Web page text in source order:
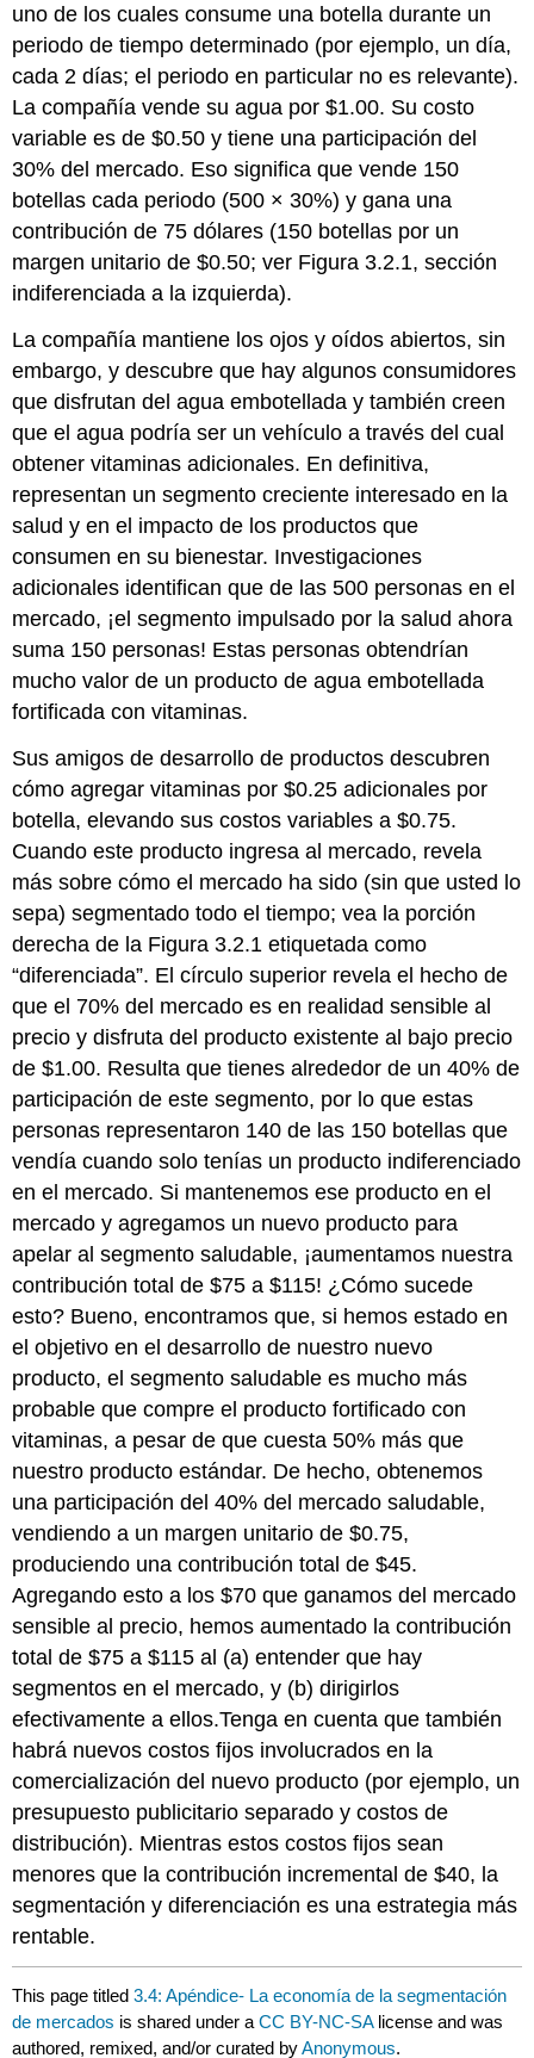
uno de los cuales consume una botella durante un
periodo de tiempo determinado (por ejemplo, un día,
cada 2 días; el periodo en particular no es relevante).
La compañía vende su agua por $1.00. Su costo
variable es de $0.50 y tiene una participación del
30% del mercado. Eso significa que vende 150
botellas cada periodo (500 × 30%) y gana una
contribución de 75 dólares (150 botellas por un
margen unitario de $0.50; ver Figura 3.2.1, sección
indiferenciada a la izquierda).
La compañía mantiene los ojos y oídos abiertos, sin
embargo, y descubre que hay algunos consumidores
que disfrutan del agua embotellada y también creen
que el agua podría ser un vehículo a través del cual
obtener vitaminas adicionales. En definitiva,
representan un segmento creciente interesado en la
salud y en el impacto de los productos que
consumen en su bienestar. Investigaciones
adicionales identifican que de las 500 personas en el
mercado, ¡el segmento impulsado por la salud ahora
suma 150 personas! Estas personas obtendrían
mucho valor de un producto de agua embotellada
fortificada con vitaminas.
Sus amigos de desarrollo de productos descubren
cómo agregar vitaminas por $0.25 adicionales por
botella, elevando sus costos variables a $0.75.
Cuando este producto ingresa al mercado, revela
más sobre cómo el mercado ha sido (sin que usted lo
sepa) segmentado todo el tiempo; vea la porción
derecha de la Figura 3.2.1 etiquetada como
“diferenciada”. El círculo superior revela el hecho de
que el 70% del mercado es en realidad sensible al
precio y disfruta del producto existente al bajo precio
de $1.00. Resulta que tienes alrededor de un 40% de
participación de este segmento, por lo que estas
personas representaron 140 de las 150 botellas que
vendía cuando solo tenías un producto indiferenciado
en el mercado. Si mantenemos ese producto en el
mercado y agregamos un nuevo producto para
apelar al segmento saludable, ¡aumentamos nuestra
contribución total de $75 a $115! ¿Cómo sucede
esto? Bueno, encontramos que, si hemos estado en
el objetivo en el desarrollo de nuestro nuevo
producto, el segmento saludable es mucho más
probable que compre el producto fortificado con
vitaminas, a pesar de que cuesta 50% más que
nuestro producto estándar. De hecho, obtenemos
una participación del 40% del mercado saludable,
vendiendo a un margen unitario de $0.75,
produciendo una contribución total de $45.
Agregando esto a los $70 que ganamos del mercado
sensible al precio, hemos aumentado la contribución
total de $75 a $115 al (a) entender que hay
segmentos en el mercado, y (b) dirigirlos
efectivamente a ellos.Tenga en cuenta que también
habrá nuevos costos fijos involucrados en la
comercialización del nuevo producto (por ejemplo, un
presupuesto publicitario separado y costos de
distribución). Mientras estos costos fijos sean
menores que la contribución incremental de $40, la
segmentación y diferenciación es una estrategia más
rentable.
This page titled3.4: Apéndice- La economía de la segmentación
de mercados is shared under aCC BY-NC-SA license and was
authored, remixed, and/or curated byAnonymous.